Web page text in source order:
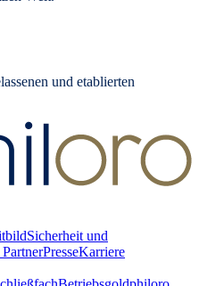
und etablierten
Sicherheit und
PresseKarriere